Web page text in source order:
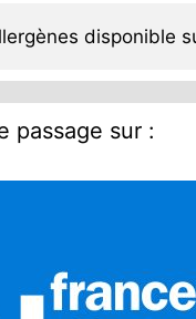
disponible
passage sur :